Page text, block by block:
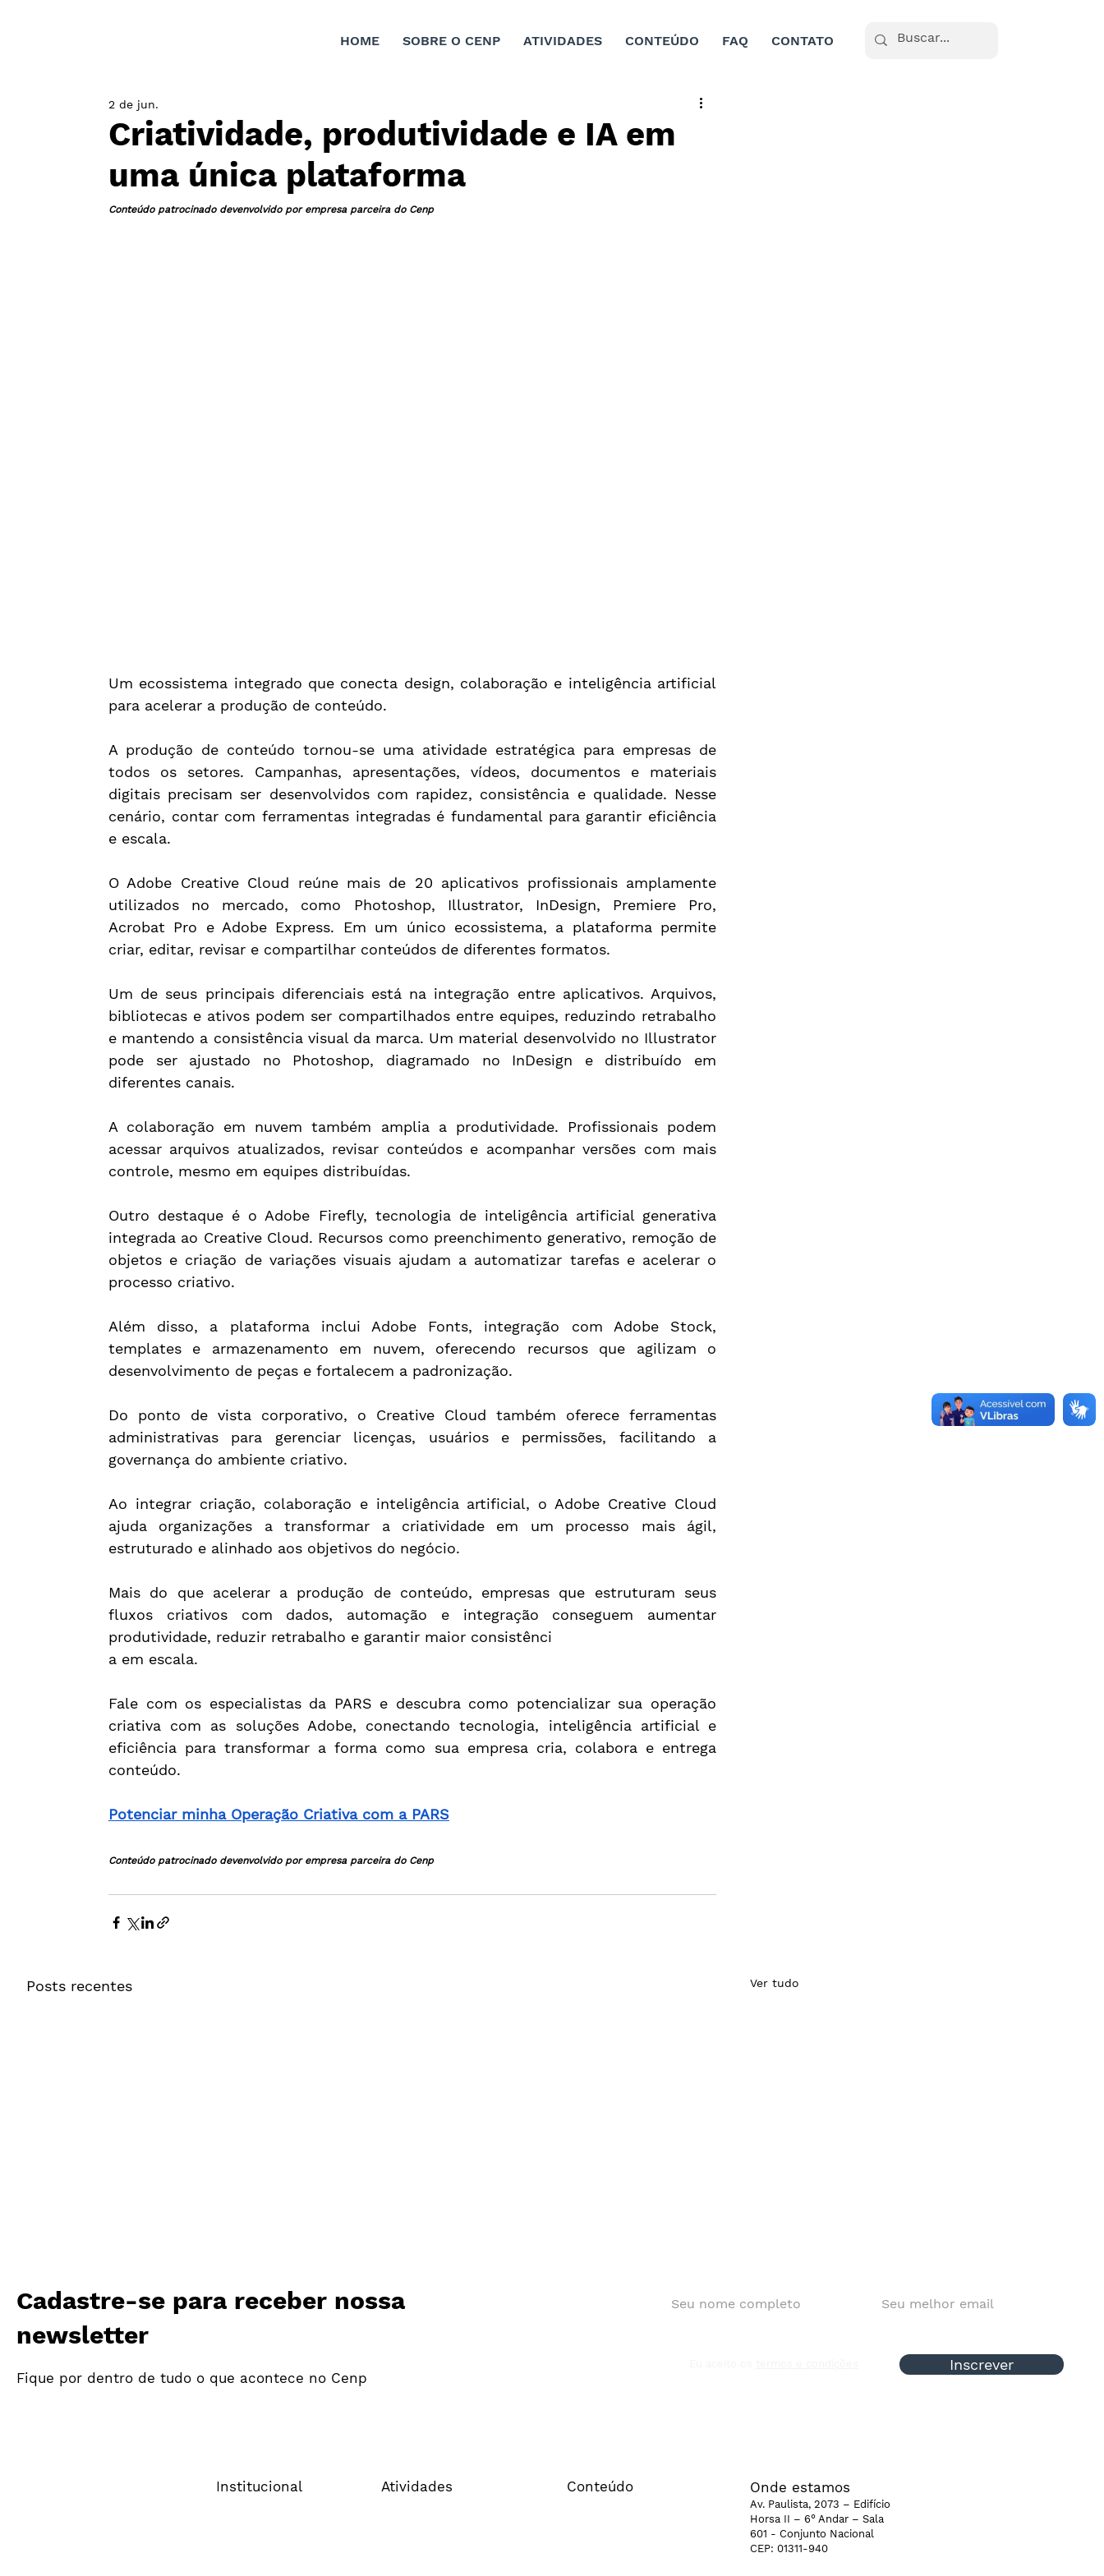
HOME SOBRE O CENP ATIVIDADES CONTEÚDO FAQ CONTATO
Criatividade, produtividade e IA em
uma única plataforma
2 de jun.
Conteúdo patrocinado devenvolvido por empresa parceira do Cenp
Um ecossistema integrado que conecta design, colaboração e inteligência artificial
para acelerar a produção de conteúdo.
A produção de conteúdo tornou-se uma atividade estratégica para empresas de
todos os setores. Campanhas, apresentações, vídeos, documentos e materiais
digitais precisam ser desenvolvidos com rapidez, consistência e qualidade. Nesse
cenário, contar com ferramentas integradas é fundamental para garantir eficiência
e escala.
O Adobe Creative Cloud reúne mais de 20 aplicativos profissionais amplamente
utilizados no mercado, como Photoshop, Illustrator, InDesign, Premiere Pro,
Acrobat Pro e Adobe Express. Em um único ecossistema, a plataforma permite
criar, editar, revisar e compartilhar conteúdos de diferentes formatos.
Um de seus principais diferenciais está na integração entre aplicativos. Arquivos,
bibliotecas e ativos podem ser compartilhados entre equipes, reduzindo retrabalho
e mantendo a consistência visual da marca. Um material desenvolvido no Illustrator
pode ser ajustado no Photoshop, diagramado no InDesign e distribuído em
diferentes canais.
A colaboração em nuvem também amplia a produtividade. Profissionais podem
acessar arquivos atualizados, revisar conteúdos e acompanhar versões com mais
controle, mesmo em equipes distribuídas.
Outro destaque é o Adobe Firefly, tecnologia de inteligência artificial generativa
integrada ao Creative Cloud. Recursos como preenchimento generativo, remoção de
objetos e criação de variações visuais ajudam a automatizar tarefas e acelerar o
processo criativo.
Além disso, a plataforma inclui Adobe Fonts, integração com Adobe Stock,
templates e armazenamento em nuvem, oferecendo recursos que agilizam o
desenvolvimento de peças e fortalecem a padronização.
Do ponto de vista corporativo, o Creative Cloud também oferece ferramentas
administrativas para gerenciar licenças, usuários e permissões, facilitando a
governança do ambiente criativo.
Ao integrar criação, colaboração e inteligência artificial, o Adobe Creative Cloud
ajuda organizações a transformar a criatividade em um processo mais ágil,
estruturado e alinhado aos objetivos do negócio.
Mais do que acelerar a produção de conteúdo, empresas que estruturam seus
fluxos criativos com dados, automação e integração conseguem aumentar
produtividade, reduzir retrabalho e garantir maior consistênci
a em escala.
Fale com os especialistas da PARS e descubra como potencializar sua operação
criativa com as soluções Adobe, conectando tecnologia, inteligência artificial e
eficiência para transformar a forma como sua empresa cria, colabora e entrega
conteúdo.
Potenciar minha Operação Criativa com a PARS
Conteúdo patrocinado devenvolvido por empresa parceira do Cenp
Posts recentes Ver tudo
Cenp promove evento
Primeiro trimestre registra
Cadastre-se para receber nossa
newsletter
Fique por dentro de tudo o que acontece no Cenp
Inscrever
Institucional Atividades Conteúdo Onde estamos
Av. Paulista, 2073 – Edifício
Horsa II – 6° Andar – Sala
601 - Conjunto Nacional
CEP: 01311-940